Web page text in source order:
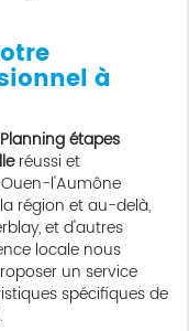
à
Planning étapes
réussi et
l'Aumône
région et au-delà,
et d'autres
locale nous
un service
spécifiques de